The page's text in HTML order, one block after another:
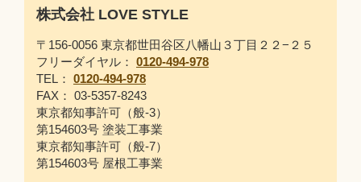
株式会社 LOVE STYLE
〒156-0056 東京都世田谷区八幡山３丁目２２−２５
フリーダイヤル： 0120-494-978
TEL： 0120-494-978
FAX： 03-5357-8243
東京都知事許可（般-3）
第154603号 塗装工事業
東京都知事許可（般-7）
第154603号 屋根工事業